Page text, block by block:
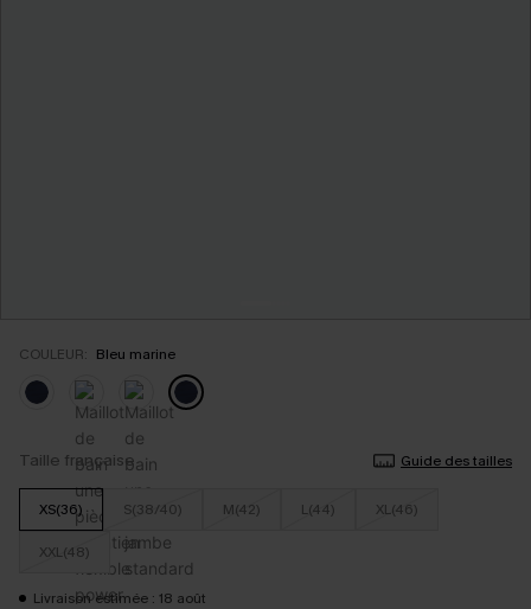
COULEUR: Bleu marine
Taille française Guide des tailles
XS(36) S(38/40) M(42) L(44) XL(46)
XXL(48)
Livraison estimée : 18 août